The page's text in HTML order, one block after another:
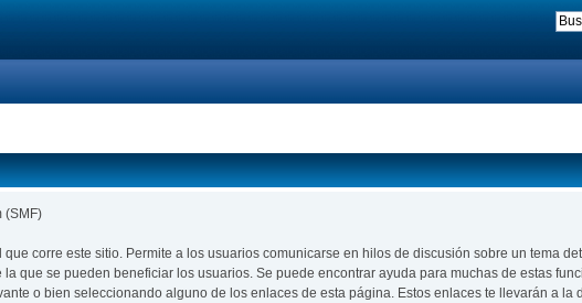
(SMF)
corre este sitio. Permite a los usuarios comunicarse en hilos de discusión sobre un tema
que se pueden beneficiar los usuarios. Se puede encontrar ayuda para muchas de estas
o bien seleccionando alguno de los enlaces de esta página. Estos enlaces te llevarán a la